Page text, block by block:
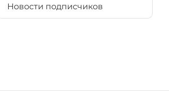
Новости подписчиков